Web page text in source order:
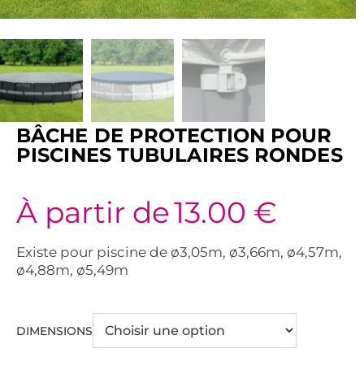
BÂCHE DE PROTECTION POUR
PISCINES TUBULAIRES RONDES
À partir de13.00 €
Existe pour piscine de ø3,05m, ø3,66m, ø4,57m,
ø4,88m, ø5,49m
DIMENSIONS